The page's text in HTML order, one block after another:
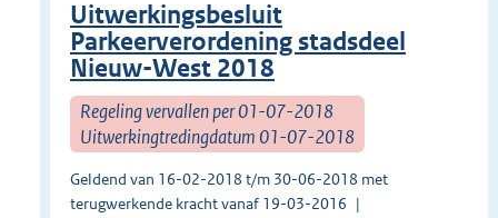
Uitwerkingsbesluit
Parkeerverordening stadsdeel
Nieuw-West 2018
Regeling vervallen per 01-07-2018
Uitwerkingtredingdatum 01-07-2018
Geldend van 16-02-2018 t/m 30-06-2018 met
terugwerkende kracht vanaf 19-03-2016